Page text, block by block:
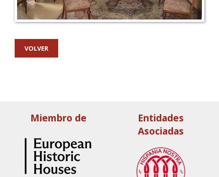
VOLVER
Miembro de
Entidades
Asociadas